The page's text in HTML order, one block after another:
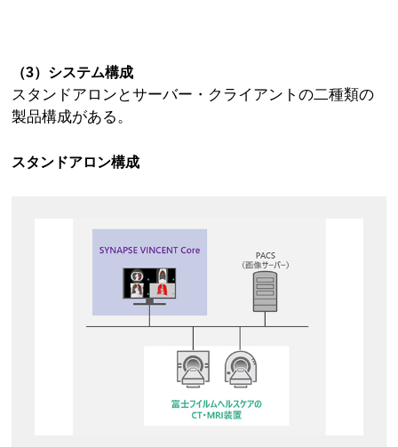
（3）システム構成
スタンドアロンとサーバー・クライアントの二種類の
製品構成がある。
スタンドアロン構成